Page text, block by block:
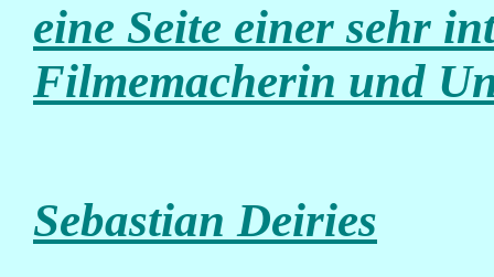
eine Seite einer sehr
Filmemacherin und
Sebastian Deiries